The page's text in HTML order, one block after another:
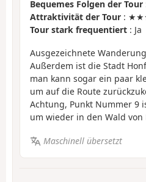
Bequemes Folgen der Tour
Attraktivität der Tour :
Tour stark frequentiert : Ja
Ausgezeichnete
Außerdem ist die Stadt
man kann sogar ein paar
um auf die Route
Achtung, Punkt Nummer 9
um wieder in den Wald
Maschinell übersetzt